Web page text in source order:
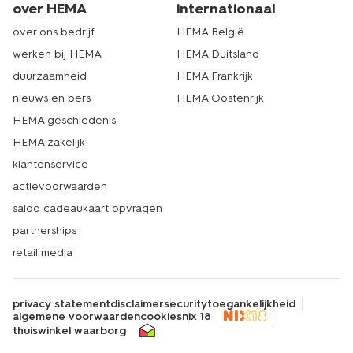
door jou gekozen filiaal en geniet jij van verse gebakjes.
Zijn de gebakjes voor een jarige? Met een
verjaardagskalender hoef je nooit meer een verjaardag
te missen. Echt HEMA.
over HEMA
over ons bedrijf
werken bij HEMA
duurzaamheid
nieuws en pers
HEMA geschiedenis
HEMA zakelijk
klantenservice
actievoorwaarden
saldo cadeaukaart opvragen
partnerships
retail media
internationaal
HEMA België
HEMA Duitsland
HEMA Frankrijk
HEMA Oostenrijk
privacy statementdisclaimersecuritytoegankelijkheid
algemene voorwaardencookiesnix 18
thuiswinkel waarborg